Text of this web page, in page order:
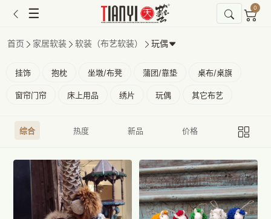
☰ 0
首页 家居软装 软装（布艺软装） 玩偶
挂饰 抱枕 坐墩/布凳 蒲团/靠垫 桌布/桌旗
窗帘门帘 床上用品 绣片 玩偶 其它布艺
综合 热度 新品 价格